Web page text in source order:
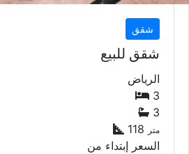
شقق
شقق للبيع
الرياض
3
3
118 متر
السعر إبتداء من